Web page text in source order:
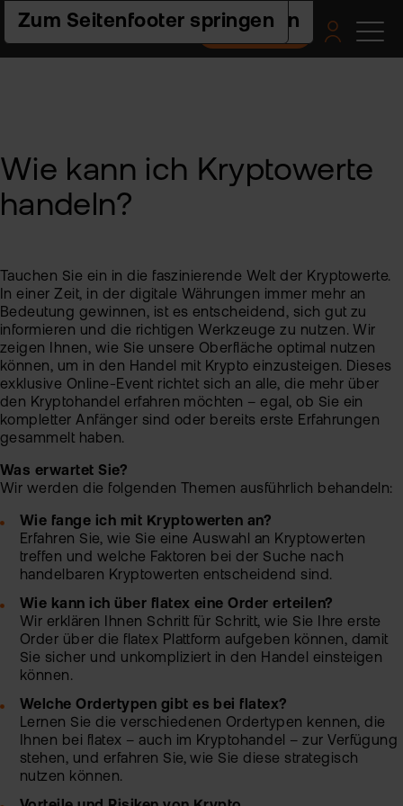
Zur Hauptnavigation springen
Zum Seiteninhalt springen
Zum Seitenfooter springen
&
2.0
und
II
Depot eröffnen
Wie kann ich Kryptowerte
handeln?
Tauchen Sie ein in die faszinierende Welt der Kryptowerte.
In einer Zeit, in der digitale Währungen immer mehr an
Bedeutung gewinnen, ist es entscheidend, sich gut zu
informieren und die richtigen Werkzeuge zu nutzen. Wir
zeigen Ihnen, wie Sie unsere Oberfläche optimal nutzen
können, um in den Handel mit Krypto einzusteigen. Dieses
exklusive Online-Event richtet sich an alle, die mehr über
den Kryptohandel erfahren möchten – egal, ob Sie ein
kompletter Anfänger sind oder bereits erste Erfahrungen
gesammelt haben.
Was erwartet Sie?
Wir werden die folgenden Themen ausführlich behandeln:
Wie fange ich mit Kryptowerten an?
Erfahren Sie, wie Sie eine Auswahl an Kryptowerten
treffen und welche Faktoren bei der Suche nach
handelbaren Kryptowerten entscheidend sind.
Wie kann ich über flatex eine Order erteilen?
Wir erklären Ihnen Schritt für Schritt, wie Sie Ihre erste
Order über die flatex Plattform aufgeben können, damit
Sie sicher und unkompliziert in den Handel einsteigen
können.
Welche Ordertypen gibt es bei flatex?
Lernen Sie die verschiedenen Ordertypen kennen, die
Ihnen bei flatex – auch im Kryptohandel – zur Verfügung
stehen, und erfahren Sie, wie Sie diese strategisch
nutzen können.